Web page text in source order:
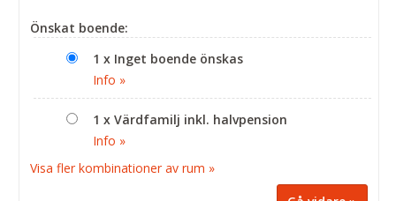
Önskat boende:
1 x Inget boende önskas
Info »
1 x Värdfamilj inkl. halvpension
Info »
Visa fler kombinationer av rum »